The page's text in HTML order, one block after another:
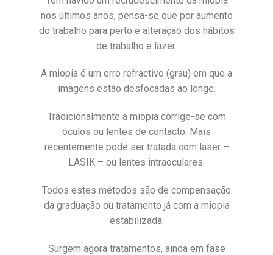
nos últimos anos, pensa-se que por aumento
do trabalho para perto e alteração dos hábitos
de trabalho e lazer.
A miopia é um erro refractivo (grau) em que a
imagens estão desfocadas ao longe.
Tradicionalmente a miopia corrige-se com
óculos ou lentes de contacto. Mais
recentemente pode ser tratada com laser –
LASIK – ou lentes intraoculares.
Todos estes métodos são de compensação
da graduação ou tratamento já com a miopia
estabilizada.
Surgem agora tratamentos, ainda em fase